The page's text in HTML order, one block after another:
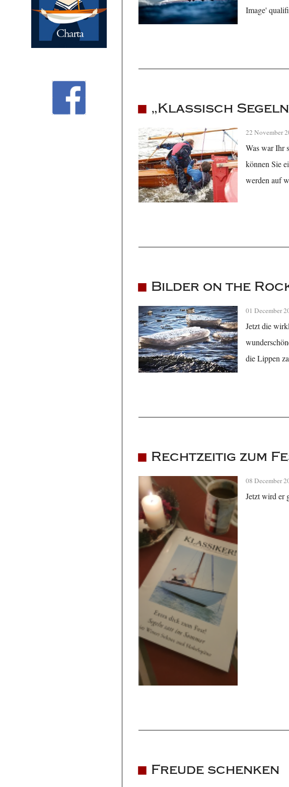
Image'
„Klassisch
22 November
Was war Ihr
können Sie
werden auf
Bilder on the
01 December
Jetzt die
die Lippen
Rechtzeitig zum
08 December
Jetzt wird er
Freude schenken